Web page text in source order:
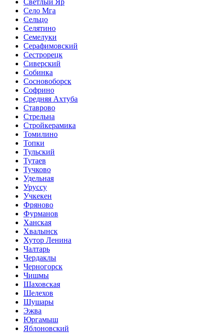
Село Мга
Сельцо
Селятино
Семелуки
Серафимовский
Сестрорецк
Сиверский
Собинка
Сосновоборск
Софрино
Средняя Ахтуба
Ставрово
Стрельна
Стройкерамика
Томилино
Топки
Тульский
Тутаев
Тучково
Удельная
Уруссу
Учкекен
Фряново
Фурманов
Ханская
Хвалынск
Хутор Ленина
Чалтарь
Чердаклы
Черногорск
Чишмы
Шаховская
Шелехов
Шушары
Эжва
Юргамыш
Яблоновский